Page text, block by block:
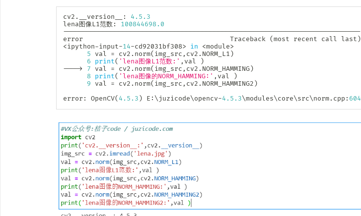
cv2 . __version__ : 4.5 .3
lena图像L1范数:
100844698.0
---------------------------------------------------------------------------
error                                     Traceback (most recent call last )
<ipython-input-14-cd92031bf308> in <module>
5 val = cv2 . norm( img_src , cv2 . NORM_L1 )
6
print( 'lena图像L1范数:' , val
)
----> 7 val = cv2 . norm( img_src , cv2 . NORM_HAMMING)
8
print( 'lena图像的NORM_HAMMING:' , val
)
9 val = cv2 . norm( img_src , cv2 . NORM_HAMMING2 )
error : OpenCV( 4.5 .3 ) E : \juzicode\opencv-4.5 .3\modules\core\src\norm. cpp : 604